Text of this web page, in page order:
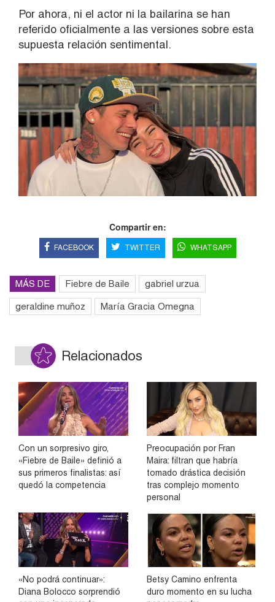
Por ahora, ni el actor ni la bailarina se han
referido oficialmente a las versiones sobre esta
supuesta relación sentimental.
Compartir en:
FACEBOOK TWITTER WHATSAPP
MÁS DE Fiebre de Baile gabriel urzua
geraldine muñoz María Gracia Omegna
Relacionados
Con un sorpresivo giro,
«Fiebre de Baile» definió a
sus primeros finalistas: así
quedó la competencia
Preocupación por Fran
Maira: filtran que habría
tomado drástica decisión
tras complejo momento
personal
«No podrá continuar»:
Diana Bolocco sorprendió
Betsy Camino enfrenta
duro momento en su lucha